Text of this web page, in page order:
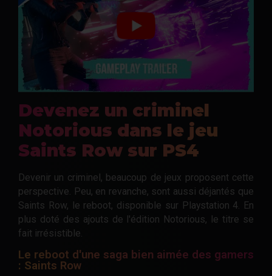
Devenez un criminel
Notorious dans le jeu
Saints Row sur PS4
Devenir un criminel, beaucoup de jeux proposent cette
perspective. Peu, en revanche, sont aussi déjantés que
Saints Row, le reboot, disponible sur Playstation 4. En
plus doté des ajouts de l'édition Notorious, le titre se
fait irrésistible.
Le reboot d'une saga bien aimée des gamers
: Saints Row